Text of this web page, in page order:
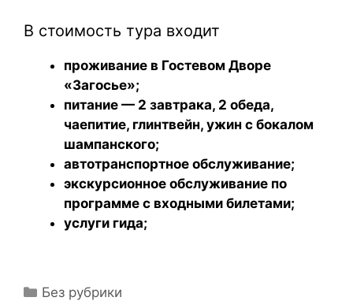
В стоимость тура входит
проживание в Гостевом Дворе
«Загосье»;
питание — 2 завтрака, 2 обеда,
чаепитие, глинтвейн, ужин с бокалом
шампанского;
автотранспортное обслуживание;
экскурсионное обслуживание по
программе с входными билетами;
услуги гида;
Без рубрики